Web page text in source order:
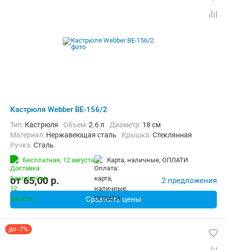
Кастрюля Webber BE-156/2
Тип: Кастрюля Объем:2.6 л Диаметр: 18 см
материал: Нержавеющая сталь крышка:Стеклянная
ручка:Сталь
Бесплатная, 12 августа карта, наличные, ОПЛАТИ
от65,00 p. 2 предложения
Сравнить цены
до -7%